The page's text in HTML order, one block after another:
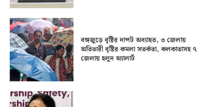
বঙ্গজুড়ে বৃষ্টির দাপট অব্যাহত, ৩ জেলায়
অতিভারী বৃষ্টির কমলা সতর্কতা, কলকাতাসহ ৭
জেলায় হলুদ অ্যালার্ট